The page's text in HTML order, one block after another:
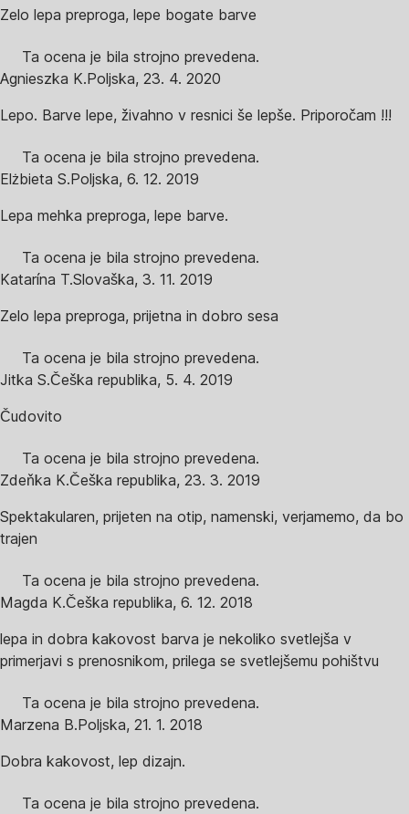
Zelo lepa preproga, lepe bogate barve
Ta ocena je bila strojno prevedena.
Agnieszka K.Poljska, 23. 4. 2020
Lepo. Barve lepe, živahno v resnici še lepše. Priporočam !!!
Ta ocena je bila strojno prevedena.
Elżbieta S.Poljska, 6. 12. 2019
Lepa mehka preproga, lepe barve.
Ta ocena je bila strojno prevedena.
Katarína T.Slovaška, 3. 11. 2019
Zelo lepa preproga, prijetna in dobro sesa
Ta ocena je bila strojno prevedena.
Jitka S.Češka republika, 5. 4. 2019
Čudovito
Ta ocena je bila strojno prevedena.
Zdeňka K.Češka republika, 23. 3. 2019
Spektakularen, prijeten na otip, namenski, verjamemo, da bo
trajen
Ta ocena je bila strojno prevedena.
Magda K.Češka republika, 6. 12. 2018
lepa in dobra kakovost barva je nekoliko svetlejša v
primerjavi s prenosnikom, prilega se svetlejšemu pohištvu
Ta ocena je bila strojno prevedena.
Marzena B.Poljska, 21. 1. 2018
Dobra kakovost, lep dizajn.
Ta ocena je bila strojno prevedena.